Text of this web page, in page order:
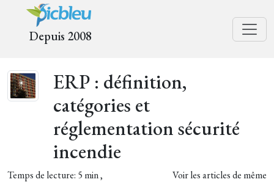
Depuis 2008
ERP : définition,
catégories et
réglementation sécurité
incendie
Temps de lecture: 5 min ,
Voir les articles de même